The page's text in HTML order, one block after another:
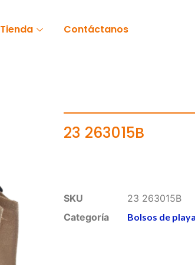
Tienda Contáctanos
23 263015B
SKU
23 263015B
Categoría
Bolsos de